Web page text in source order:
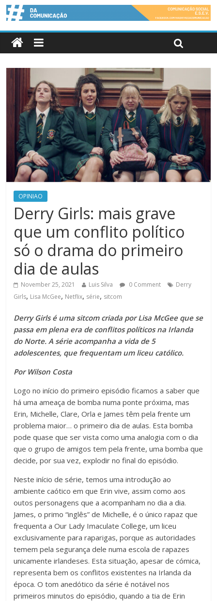
OPINIAO
Derry Girls: mais grave
que um conflito político
só o drama do primeiro
dia de aulas
November 25, 2021 Luis Silva 0 Comment
Derry
Girls, Lisa McGee, Netflix, série, sitcom
Derry Girls é uma sitcom criada por Lisa McGee que se
passa em plena era de conflitos políticos na Irlanda
do Norte. A série acompanha a vida de 5
adolescentes, que frequentam um liceu católico.
Por Wilson Costa
Logo no início do primeiro episódio ficamos a saber que
há uma ameaça de bomba numa ponte próxima, mas
Erin, Michelle, Clare, Orla e James têm pela frente um
problema maior… o primeiro dia de aulas. Esta bomba
pode quase que ser vista como uma analogia com o dia
que o grupo de amigos tem pela frente, uma bomba que
decide, por sua vez, explodir no final do episódio.
Neste início de série, temos uma introdução ao
ambiente caótico em que Erin vive, assim como aos
outos personagens que a acompanham no dia a dia.
James, o primo “inglês” de Michelle, é o único rapaz que
frequenta a Our Lady Imaculate College, um liceu
exclusivamente para raparigas, porque as autoridades
temem pela segurança dele numa escola de rapazes
unicamente irlandeses. Esta situação, apesar de cómica,
representa bem os conflitos existentes na Irlanda da
época. O tom anedótico da série é notável nos
primeiros minutos do episódio, quando a tia de Erin